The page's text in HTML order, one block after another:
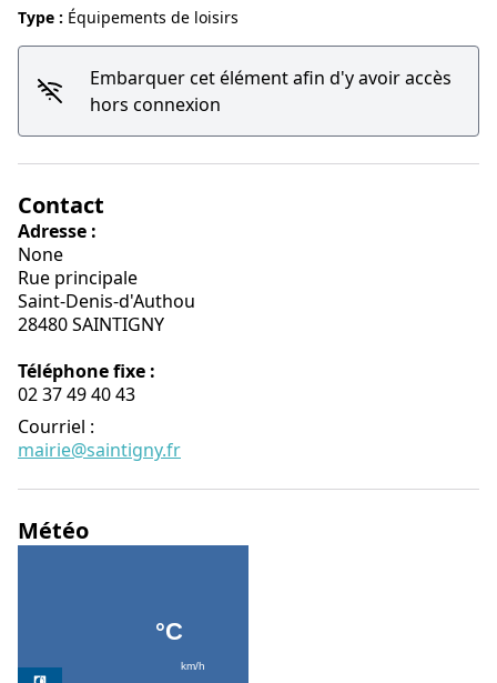
Voir l'image en plein écran
Type : Équipements de loisirs
Embarquer cet élément afin d'y avoir accès
hors connexion
Contact
Adresse :
None
Rue principale
Saint-Denis-d'Authou
28480 SAINTIGNY
Téléphone fixe :
02 37 49 40 43
Courriel :
mairie@saintigny.fr
Météo